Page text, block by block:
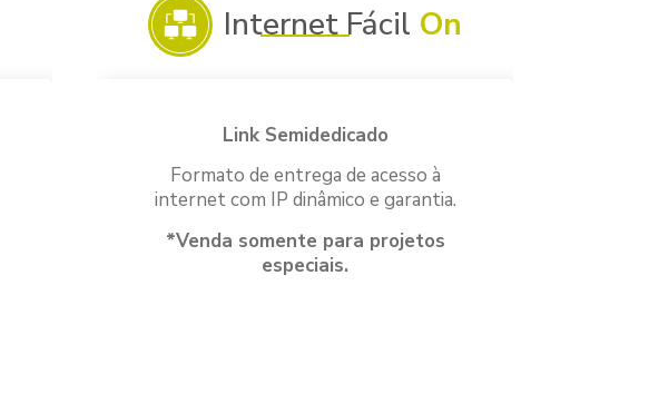
Internet Fácil On
Link Semidedicado
Formato de entrega de acesso à
internet com IP dinâmico e garantia.
*Venda somente para projetos
especiais.